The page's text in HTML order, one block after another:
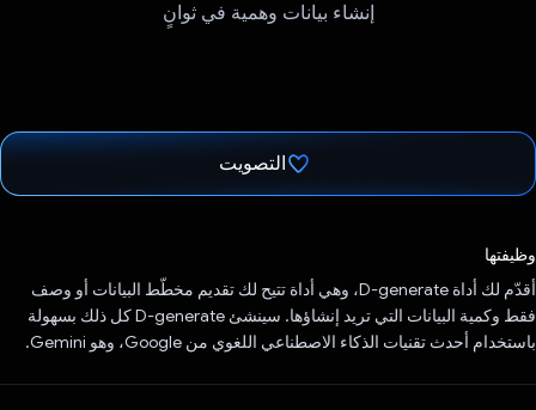
إنشاء بيانات وهمية في ثوانٍ
التصويت
وظيفتها
أقدّم لك أداة D-generate، وهي أداة تتيح لك تقديم مخطّط البيانات أو وصف
فقط وكمية البيانات التي تريد إنشاؤها. سينشئ D-generate كل ذلك بسهولة
باستخدام أحدث تقنيات الذكاء الاصطناعي اللغوي من Google، وهو Gemini.